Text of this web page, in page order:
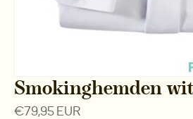
Smokinghemden
Normale
€79,95 EUR